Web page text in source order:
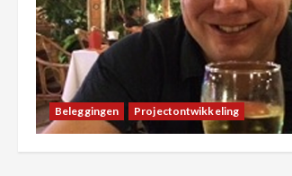
Beleggingen Projectontwikkeling